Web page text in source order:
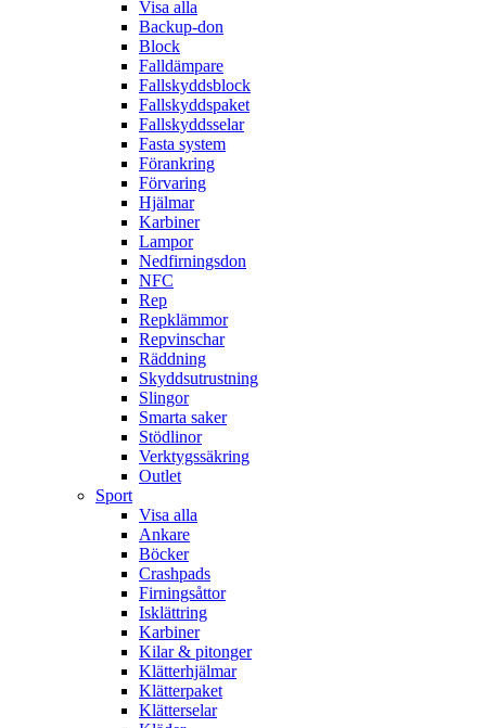
Visa alla
Backup-don
Block
Falldämpare
Fallskyddsblock
Fallskyddspaket
Fallskyddsselar
Fasta system
Förankring
Förvaring
Hjälmar
Karbiner
Lampor
Nedfirningsdon
NFC
Rep
Repklämmor
Repvinschar
Räddning
Skyddsutrustning
Slingor
Smarta saker
Stödlinor
Verktygssäkring
Outlet
Sport
Visa alla
Ankare
Böcker
Crashpads
Firningsåttor
Isklättring
Karbiner
Kilar & pitonger
Klätterhjälmar
Klätterpaket
Klätterselar